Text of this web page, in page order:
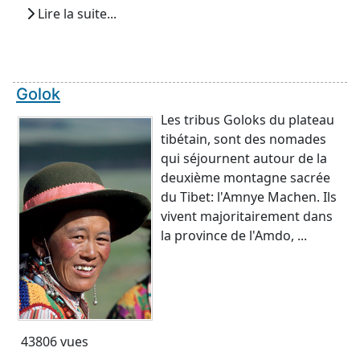
Lire la suite...
Golok
Les tribus Goloks du plateau
tibétain, sont des nomades
qui séjournent autour de la
deuxième montagne sacrée
du Tibet: l'Amnye Machen. Ils
vivent majoritairement dans
la province de l'Amdo, ...
43806 vues